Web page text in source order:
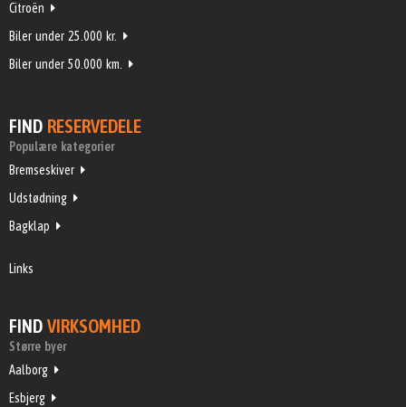
Citroën
Biler under 25.000 kr.
Biler under 50.000 km.
FIND RESERVEDELE
Populære kategorier
Bremseskiver
Udstødning
Bagklap
Links
FIND VIRKSOMHED
Større byer
Aalborg
Esbjerg